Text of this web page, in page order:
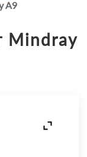
A9
Mindray